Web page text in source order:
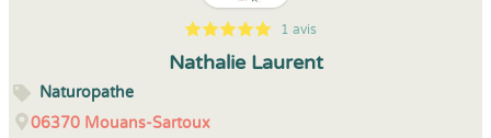
5
1
5
1 1 avis
Nathalie Laurent
Naturopathe
06370 Mouans-Sartoux